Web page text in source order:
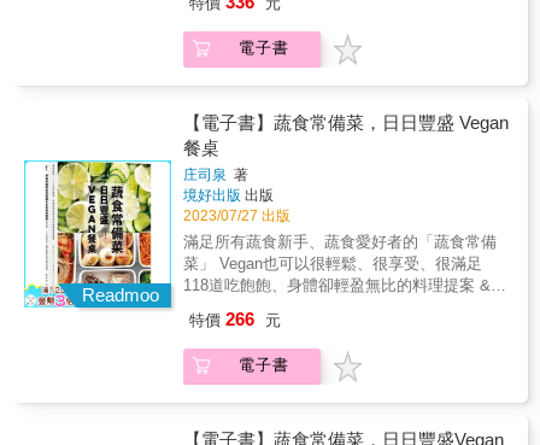
人｜Liz 高琹雯NOBUO餐廳主廚｜Nobu Lee李
信男Ephernité 法緹法式餐廳主廚｜Vanessa
Huang香色 Xiang Se 主廚｜邱一中
萬士傑鹽之華法國餐廳創辦人及主廚｜黎俞
君 Justine Li（順序按首字筆畫排列）Chef
Régis Macron的著作，是所有從事法式精緻料
理廚師們心目中的百科大全，本書絕對是繼
Herbes和Champignons之後，最令我期待的藏
書。—— Ephernité 法緹法式餐廳主廚｜
Vanessa Huang在這本水果料理書籍中，每一
頁都是一場味蕾的盛宴。作者巧妙運用鮮果的
天然風味，創造出色香味俱全的佳餚。無論是
甜點還是開胃菜，都能激發你的創意，讓你的
主廚｜邱一中Steve台灣一年四季都能產出豐富
而多樣的水果種類，這本書介紹水果基本的處
理方法及在前菜、沙拉、湯品、主菜各種料理
是葡萄酒商、母親是廚師，家裡從小經營飯
店，雷吉斯承襲雙親真誠的待客之道與料理熱
情，今日已是聞名世界的主廚，其子雅克也傳
子聯手持續探索當地農產的可能性，不斷突破
我們對精緻法餐的料理想像。馬柯家族位在南
法聖博內勒弗魯瓦山坡上的餐廳雖偏遠不易抵
達，每天仍有無數饕客不遠千里到訪期待一嚐
佳餚，不僅為響亮的米其林三星頭銜，也為雷
吉斯一貫尊重土地、熱愛從大自然尋找靈感，
對食材的講究與堅持所吸引。 ◆ 專業推薦 無
框自然食計畫主理人｜AlleyTaster 美食加創辦
信男Ephernité 法緹法式餐廳主廚｜Vanessa
Huang香色 Xiang Se 主廚｜邱一中
SteveLAND.PINGTUNG餐廳主廚｜邱泓訓好嶼
HOSU主廚｜李易晏MINIMAL創辦人兼主廚｜
萬士傑鹽之華法國餐廳創辦人及主廚｜黎俞
君 Justine Li（順序按首字筆畫排列）Chef
蔬食料理 & 只要按目錄索驥 就能找到符合你需
求的料理 從開胃前菜、主食、飲品到零嘴點
心，一應俱全 不僅為你開啟創意與美味兼具的
無酒精．無素料⦾ 健康天然無添加 & ˙補充鐵質
該吃什麼？不喝乳製品要如何攝取鈣質？ ˙不吃
奶蛋的純素食者，仍可攝取足夠的蛋白質！ &
經常獲邀雜誌、健康節目採訪，亦常前往大專
院校、餐飲機構等各單位演講的素食營養師
Mia，與菓芯蔬食餐酒館創辧人蕭煜達（阿Q主
廚），為此特地攜手開發出60道揉合經典與創
意的美味蔬食料理。 & 書中不僅為你呈上豐盛
的蔬食全餐，每道菜色更經過精心的營養規
劃，讓你在補充欠缺營養素的健康需求之外，
與美味，讓你健康與口腹之欲一次滿足。 & 誰
說蔬食為了追求健康，就變不出新花樣？ 只要
能掌握食材的天然特性，就能變化出豐富營養
電子書
Readmoo
【電子書】蔬食常備菜，日日豐盛 Vegan
餐桌
庄司泉 著
境好出版 出版
2023/07/27 出版
滿足所有蔬食新手、蔬食愛好者的「蔬食常備
菜」 Vegan也可以很輕鬆、很享受、很滿足
118道吃飽飽、身體卻輕盈無比的料理提案 &
Vegan飲食 在動物保護、生態議題、健康管理
等議題的影響下，越來越多人選擇Vegan飲食。
而Vegan飲食除了不吃肉類、魚類，也會完全避
乏蛋白質攝取？這本書將帶大家輕鬆實踐Vegan
特價 266 元
電子書
【電子書】蔬食常備菜，日日豐盛Vegan